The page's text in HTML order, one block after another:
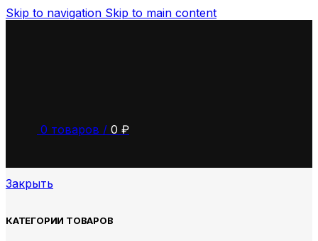
Skip to navigation Skip to main content
0 товаров / 0 ₽
Закрыть
КАТЕГОРИИ ТОВАРОВ